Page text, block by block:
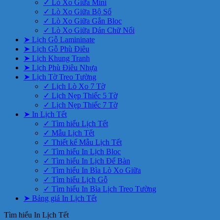
✓ Lò Xo Giữa Mini
✓ Lò Xo Giữa Bộ Số
✓ Lò Xo Giữa Gắn Bloc
✓ Lò Xo Giữa Dán Chữ Nổi
➤ Lịch Gỗ Lamininate
➤ Lịch Gỗ Phù Điêu
➤ Lịch Khung Tranh
➤ Lịch Phù Điêu Nhựa
➤ Lịch Tờ Treo Tường
✓ Lịch Lò Xo 7 Tờ
✓ Lịch Nẹp Thiếc 5 Tờ
✓ Lịch Nẹp Thiếc 7 Tờ
➤ In Lịch Tết
✓ Tìm hiểu Lịch Tết
✓ Mẫu Lịch Tết
✓ Thiết kế Mẫu Lịch Tết
✓ Tìm hiểu In Lịch Bloc
✓ Tìm hiểu In Lịch Để Bàn
✓ Tìm hiểu In Bìa Lò Xo Giữa
✓ Tìm hiểu Lịch Gỗ
✓ Tìm hiểu In Bìa Lịch Treo Tường
➤ Bảng giá In Lịch Tết
Tìm hiểu In Lịch Tết